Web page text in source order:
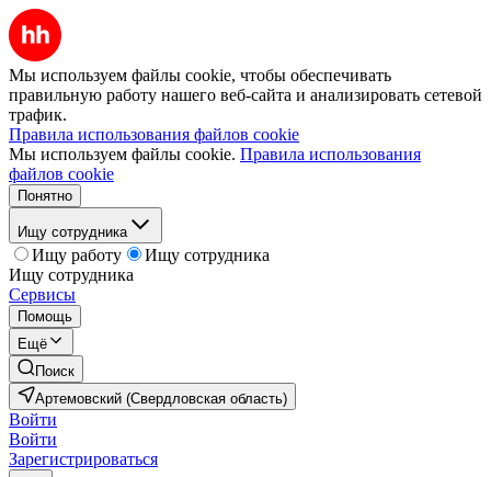
Мы используем файлы cookie, чтобы обеспечивать
правильную работу нашего веб-сайта и анализировать сетевой
трафик.
Правила использования файлов cookie
Мы используем файлы cookie. Правила использования
файлов cookie
Понятно
Ищу сотрудника
Ищу работу
Ищу сотрудника
Ищу сотрудника
Сервисы
Помощь
Ещё
Поиск
Артемовский (Свердловская область)
Войти
Войти
Зарегистрироваться